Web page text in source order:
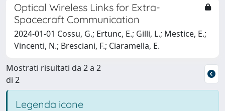
Optical Wireless Links for Extra-
Spacecraft Communication
2024-01-01 Cossu, G.; Ertunc, E.; Gilli, L.; Mestice, E.;
Vincenti, N.; Bresciani, F.; Ciaramella, E.
Mostrati risultati da 2 a 2
di 2
Legenda icone